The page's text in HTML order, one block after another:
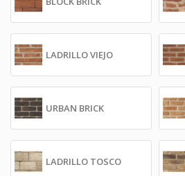
LADRILLO VIEJO
URBAN BRICK
LADRILLO TOSCO